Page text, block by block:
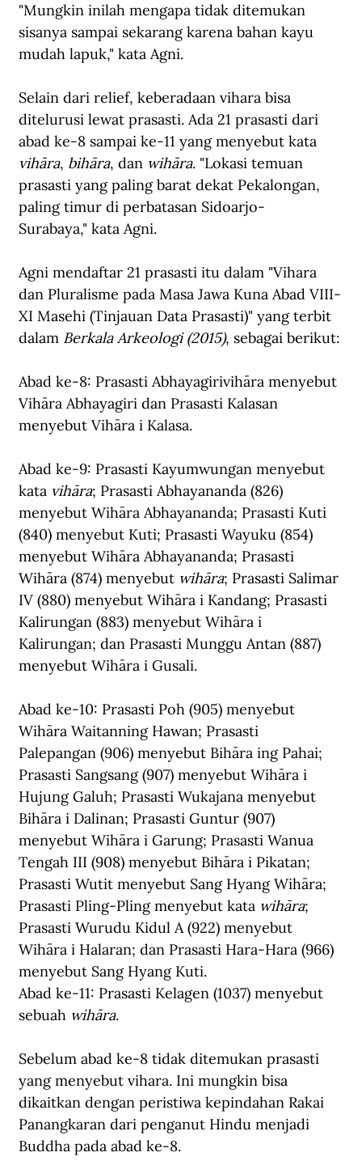
"Mungkin inilah mengapa tidak ditemukan
sisanya sampai sekarang karena bahan kayu
mudah lapuk," kata Agni.
Selain dari relief, keberadaan vihara bisa
ditelurusi lewat prasasti. Ada 21 prasasti dari
abad ke-8 sampai ke-11 yang menyebut kata
vihāra, bihāra, dan wihāra. "Lokasi temuan
prasasti yang paling barat dekat Pekalongan,
paling timur di perbatasan Sidoarjo-
Surabaya," kata Agni.
Agni mendaftar 21 prasasti itu dalam "Vihara
dan Pluralisme pada Masa Jawa Kuna Abad VIII-
XI Masehi (Tinjauan Data Prasasti)" yang terbit
dalam Berkala Arkeologi (2015), sebagai berikut:
Abad ke-8: Prasasti Abhayagirivihāra menyebut
Vihāra Abhayagiri dan Prasasti Kalasan
menyebut Vihāra i Kalasa.
Abad ke-9: Prasasti Kayumwungan menyebut
kata vihāra; Prasasti Abhayananda (826)
menyebut Wihāra Abhayananda; Prasasti Kuti
(840) menyebut Kuti; Prasasti Wayuku (854)
menyebut Wihāra Abhayananda; Prasasti
Wihāra (874) menyebut wihāra; Prasasti Salimar
IV (880) menyebut Wihāra i Kandang; Prasasti
Kalirungan (883) menyebut Wihāra i
Kalirungan; dan Prasasti Munggu Antan (887)
menyebut Wihāra i Gusali.
Abad ke-10: Prasasti Poh (905) menyebut
Wihāra Waitanning Hawan; Prasasti
Palepangan (906) menyebut Bihāra ing Pahai;
Prasasti Sangsang (907) menyebut Wihāra i
Hujung Galuh; Prasasti Wukajana menyebut
Bihāra i Dalinan; Prasasti Guntur (907)
menyebut Wihāra i Garung; Prasasti Wanua
Tengah III (908) menyebut Bihāra i Pikatan;
Prasasti Wutit menyebut Sang Hyang Wihāra;
Prasasti Pling-Pling menyebut kata wihāra;
Prasasti Wurudu Kidul A (922) menyebut
Wihāra i Halaran; dan Prasasti Hara-Hara (966)
menyebut Sang Hyang Kuti.
Abad ke-11: Prasasti Kelagen (1037) menyebut
sebuah wihāra.
Sebelum abad ke-8 tidak ditemukan prasasti
yang menyebut vihara. Ini mungkin bisa
dikaitkan dengan peristiwa kepindahan Rakai
Panangkaran dari penganut Hindu menjadi
Buddha pada abad ke-8.